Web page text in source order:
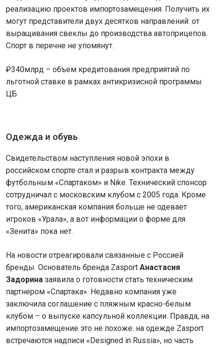
реализацию проектов импортозамещения. Получить их
могут представители двух десятков направлений: от
выращивания свеклы до производства автоприцепов.
Спорт в перечне не упомянут.
₽340млрд – объем кредитования предприятий по
льготной ставке в рамках антикризисной программы
ЦБ
Одежда и обувь
Свидетельством наступления новой эпохи в
российском спорте стал и разрыв контракта между
футбольным «Спартаком» и Nike. Технический спонсор
сотрудничал с московским клубом с 2005 года. Кроме
того, американская компания больше не одевает
игроков «Урала», а вот информации о форме для
«Зенита» пока нет.
На новости отреагировали связанные с Россией
бренды. Основатель бренда Zasport Анастасия
Задорина заявила о готовности стать техническим
партнером «Спартака». Недавно компания уже
заключила соглашение с пляжным красно-белым
клубом – о выпуске капсульной коллекции. Правда, на
импортозамещение это не похоже: на одежде Zasport
встречаются надписи «Designed in Russia», но часть